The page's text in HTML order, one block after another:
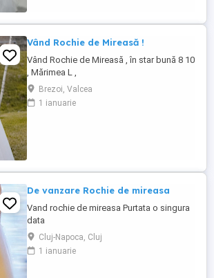
Vând Rochie de Mireasă !
Vând Rochie de Mireasă , în star bună 8 10
, Mărimea L ,
Brezoi, Valcea
1 ianuarie
De vanzare Rochie de mireasa
Vand rochie de mireasa Purtata o singura
data
Cluj-Napoca, Cluj
1 ianuarie